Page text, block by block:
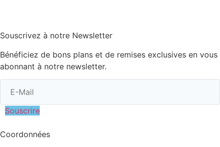
Souscrivez à notre Newsletter
Bénéficiez de bons plans et de remises exclusives en vous
abonnant à notre newsletter.
Souscrire
Coordonnées